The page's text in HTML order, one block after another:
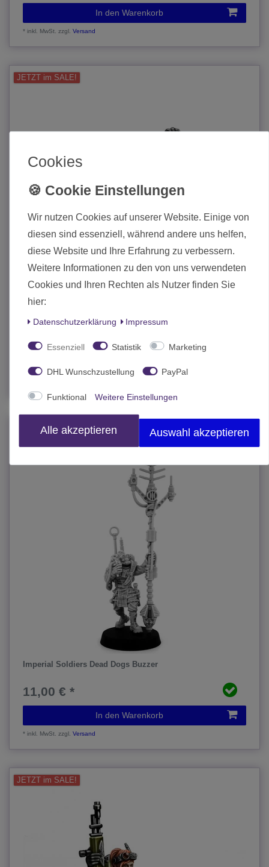
In den Warenkorb
*inkl. MwSt. zzgl.Versand
JETZT im SALE!
6,90 € *
JETZT im SALE!
Imperial Soldiers Dead Dogs Buzzer
11,00 € *
In den Warenkorb
*inkl. MwSt. zzgl.Versand
JETZT im SALE!
Cookies
Wir nutzen Cookies auf unserer Website. Einige von
diesen sind essenziell, während andere uns helfen,
diese Website und Ihre Erfahrung zu verbessern.
Weitere Informationen zu den von uns verwendeten
Cookies und Ihren Rechten als Nutzer finden Sie
hier:
Daten­schutz­erklärung Impressum
Essenziell Statistik Marketing
DHL Wunschzustellung PayPal
Funktional Weitere Einstellungen
Alle akzeptieren Auswahl akzeptieren